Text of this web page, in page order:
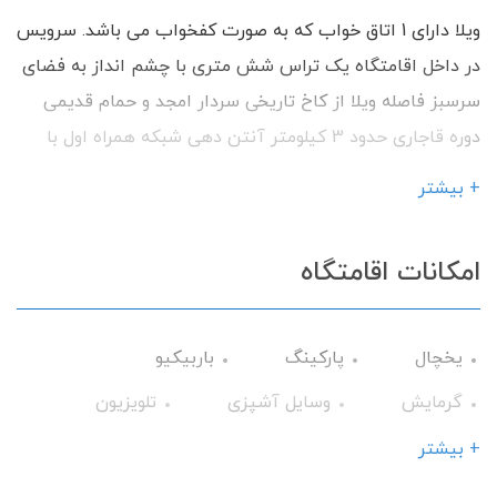
ویلا دارای 1 اتاق خواب که به صورت کفخواب می باشد. سرویس
در داخل اقامتگاه یک تراس شش متری با چشم انداز به فضای
سرسبز فاصله ویلا از کاخ تاریخی سردار امجد و حمام قدیمی
دوره قاجاری حدود 3 کیلومتر آنتن دهی شبکه همراه اول با
+ بیشتر
امکانات اقامتگاه
یخچال پارکینگ
باربیکیو
گرمایش
وسایل آشپزی
تلویزیون
تراس
+ بیشتر